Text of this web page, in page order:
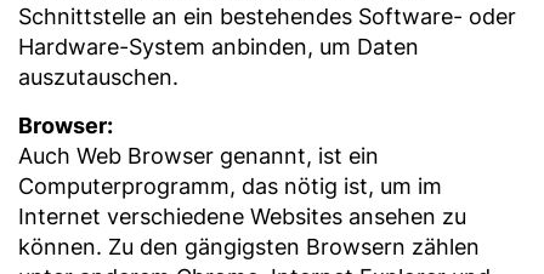
Schnittstelle an ein bestehendes Software- oder
Hardware-System anbinden, um Daten
auszutauschen.
Browser:
Auch Web Browser genannt, ist ein
Computerprogramm, das nötig ist, um im
Internet verschiedene Websites ansehen zu
können. Zu den gängigsten Browsern zählen